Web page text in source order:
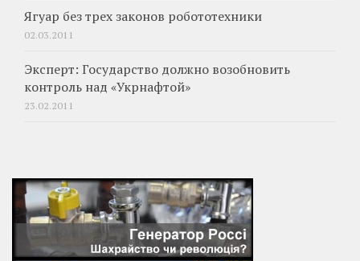
Ягуар без трех законов робототехники
02.03.2011
Эксперт: Государство должно возобновить
контроль над «Укрнафтой»
23.02.2011